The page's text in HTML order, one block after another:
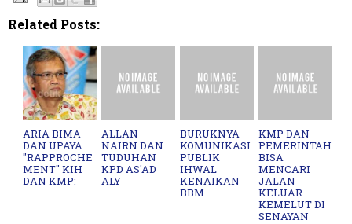
Related Posts:
ARIA BIMA
DAN UPAYA
"RAPPROCHE
MENT" KIH
DAN KMP:
ALLAN
NAIRN DAN
TUDUHAN
KPD AS'AD
ALY
BURUKNYA
KOMUNIKASI
PUBLIK
IHWAL
KENAIKAN
BBM
KMP DAN
PEMERINTAH
BISA
MENCARI
JALAN
KELUAR
KEMELUT DI
SENAYAN